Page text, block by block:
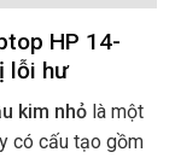
HP 14-
lỗi hư
kim nhỏ là một
có cấu tạo gồm